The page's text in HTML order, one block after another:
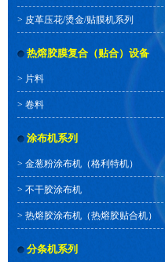
> 皮革压花/烫金/贴膜机系列
热熔胶膜复合（贴合）设备
> 片料
> 卷料
涂布机系列
> 金葱粉涂布机（格利特机）
> 不干胶涂布机
> 热熔胶涂布机（热熔胶贴合机）
分条机系列